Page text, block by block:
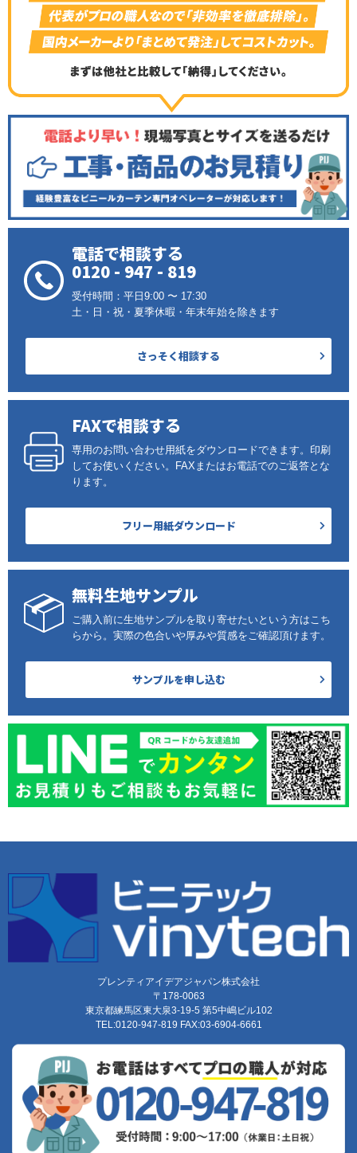
電話で相談する
0120 - 947 - 819
受付時間：平日9:00 〜 17:30
土・日・祝・夏季休暇・年末年始を除きます
さっそく相談する
FAXで相談する
専用のお問い合わせ用紙をダウンロードできます。印刷
してお使いください。FAXまたはお電話でのご返答とな
ります。
フリー用紙ダウンロード
無料生地サンプル
ご購入前に生地サンプルを取り寄せたいという方はこち
らから。実際の色合いや厚みや質感をご確認頂けます。
サンプルを申し込む
プレンティアイデアジャパン株式会社
〒178-0063
東京都練馬区東大泉3-19-5 第5中嶋ビル102
TEL:0120-947-819 FAX:03-6904-6661